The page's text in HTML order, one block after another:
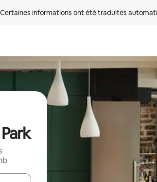
Certaines informations ont été traduites